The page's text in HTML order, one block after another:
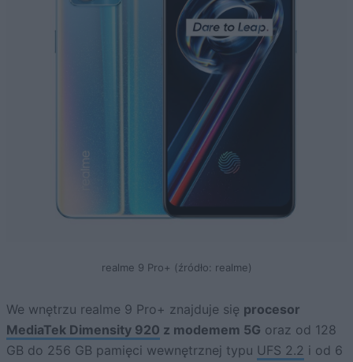
realme 9 Pro+ (źródło: realme)
We wnętrzu realme 9 Pro+ znajduje się procesor
MediaTek Dimensity 920 z modemem 5G oraz od 128
GB do 256 GB pamięci wewnętrznej typu UFS 2.2 i od 6